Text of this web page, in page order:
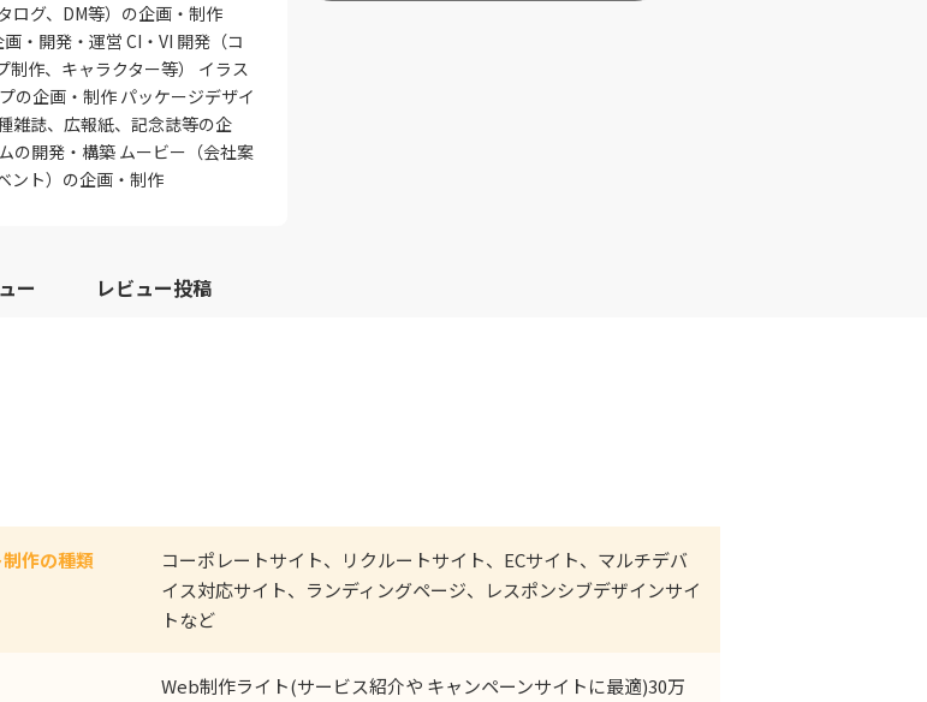
グ、DM等）の企画・制作
・開発・運営 CI・VI 開発（コ
制作、キャラクター等） イラス
の企画・制作 パッケージデザイ
雑誌、広報紙、記念誌等の企
の開発・構築 ムービー（会社案
ント）の企画・制作
ー レビュー投稿
作の種類
コーポレートサイト、リクルートサイト、ECサイト、マルチデバ
イス対応サイト、ランディングページ、レスポンシブデザインサイ
トなど
Web制作ライト(サービス紹介や キャンペーンサイトに最適)30万